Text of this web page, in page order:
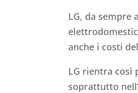
LG, da sempre
anche i costi
LG rientra così
soprattutto